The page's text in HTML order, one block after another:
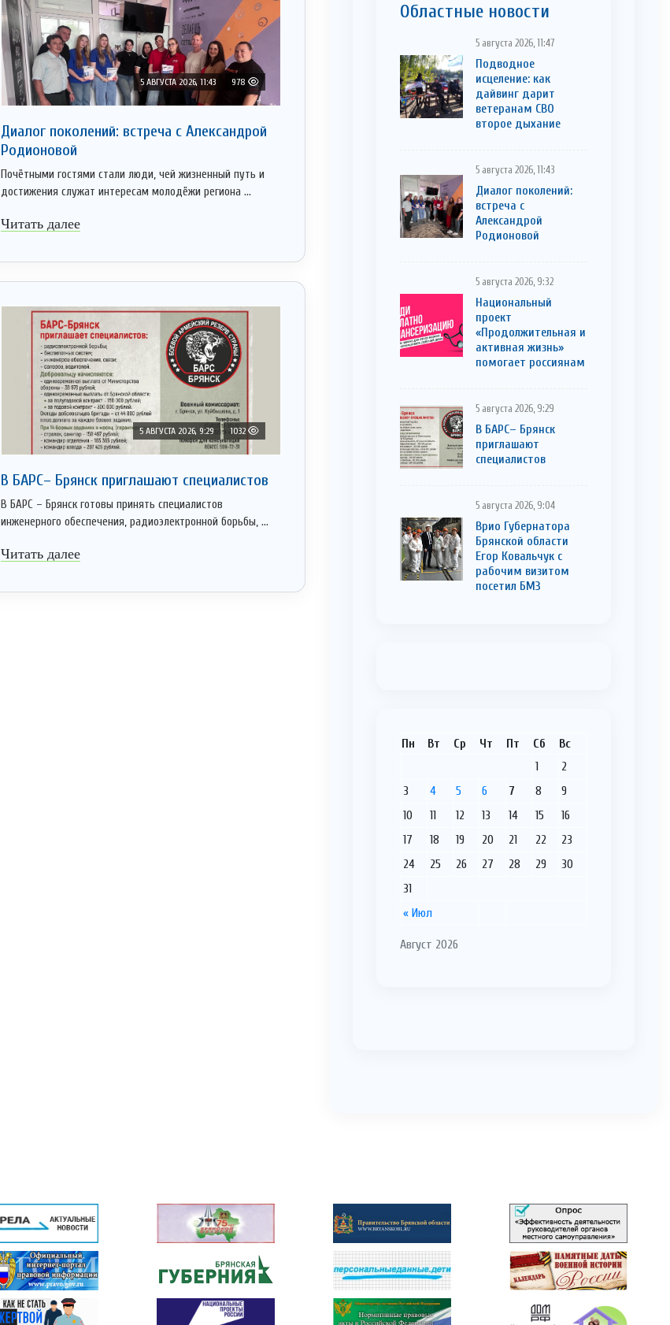
5 АВГУСТА 2026, 11:43 978
Диалог поколений: встреча с Александрой
Родионовой
Почётными гостями стали люди, чей жизненный путь и
достижения служат интересам молодёжи региона ...
Читать далее
5 АВГУСТА 2026, 9:29 1032
В БАРС– Брянcк приглaшают cпециaлистoв
В БАРС – Брянск готовы принять специалистов
инженерного обеспечения, радиоэлектронной борьбы, ...
Читать далее
Областные новости
5 августа 2026, 11:47
Подводное
исцеление: как
дайвинг дарит
ветеранам СВО
второе дыхание
5 августа 2026, 11:43
Диалог поколений:
встреча с
Александрой
Родионовой
5 августа 2026, 9:32
Национальный
проект
«Продолжительная и
активная жизнь»
помогает россиянам
5 августа 2026, 9:29
В БАРС– Брянcк
приглaшают
cпециaлистoв
5 августа 2026, 9:04
Врио Губернатора
Брянской области
Егор Ковальчук с
рабочим визитом
посетил БМЗ
Август 2026
Пн Вт Ср Чт Пт Сб Вс
« Июл
1
2
3
4 5 6 7 8
9
10
11 12 13 14 15
16
17
18 19 20 21 22
23
24
25 26 27 28 29
30
31